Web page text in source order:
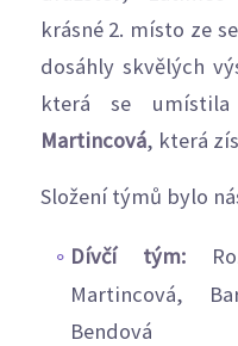
krásné 2. místo ze
dosáhly skvělých
která se
Martincová, která
Složení týmů bylo
Dívčí tým:
Martincová,
Bendová